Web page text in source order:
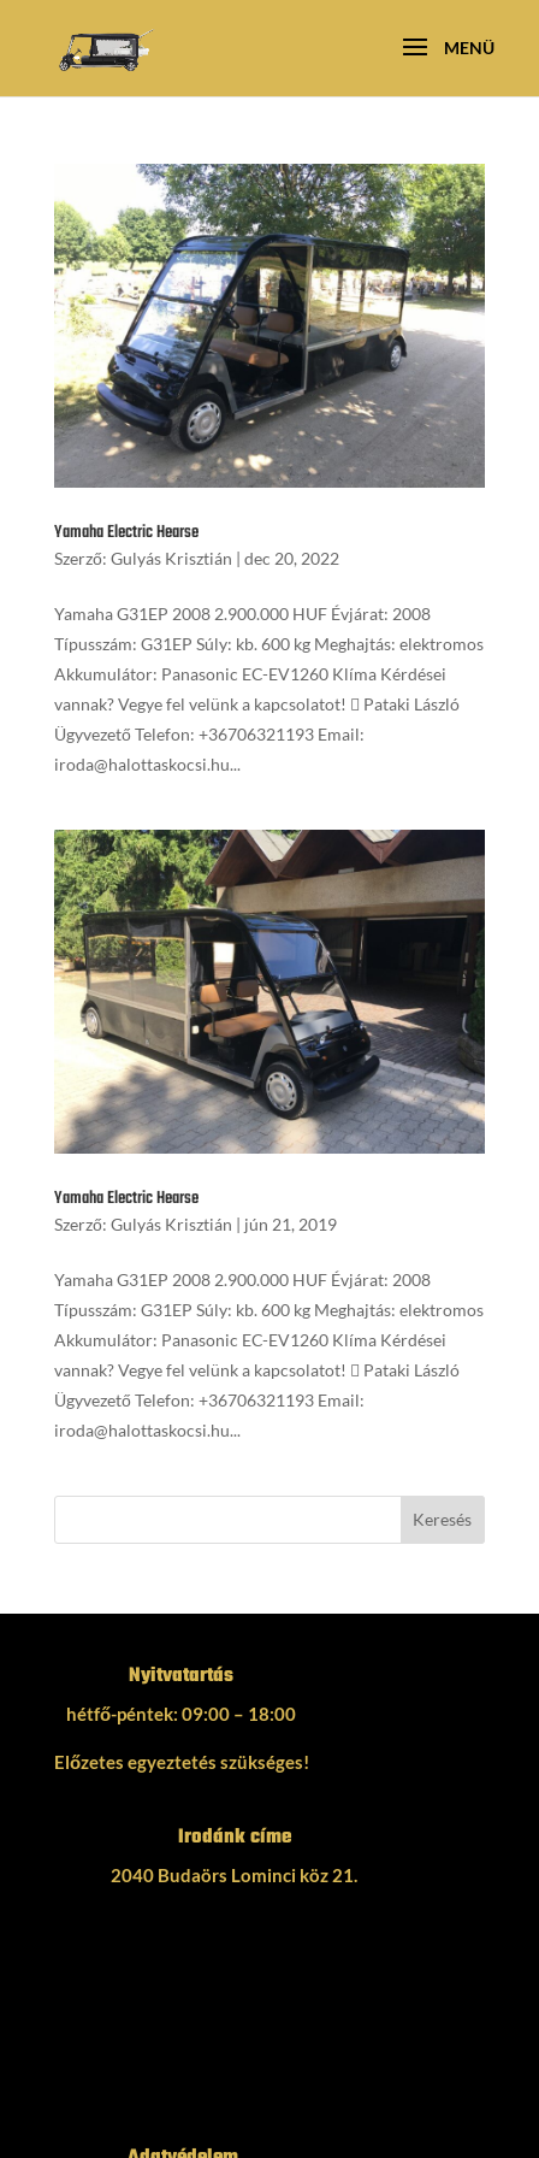
Yamaha Electric Hearse
Szerző: Gulyás Krisztián | dec 20, 2022
Yamaha G31EP 2008 2.900.000 HUF Évjárat: 2008
Típusszám: G31EP Súly: kb. 600 kg Meghajtás: elektromos
Akkumulátor: Panasonic EC-EV1260 Klíma Kérdései
vannak? Vegye fel velünk a kapcsolatot!  Pataki László
Ügyvezető Telefon: +36706321193 Email:
iroda@halottaskocsi.hu...
Yamaha Electric Hearse
Szerző: Gulyás Krisztián | jún 21, 2019
Yamaha G31EP 2008 2.900.000 HUF Évjárat: 2008
Típusszám: G31EP Súly: kb. 600 kg Meghajtás: elektromos
Akkumulátor: Panasonic EC-EV1260 Klíma Kérdései
vannak? Vegye fel velünk a kapcsolatot!  Pataki László
Ügyvezető Telefon: +36706321193 Email:
iroda@halottaskocsi.hu...
Nyitvatartás
hétfő-péntek: 09:00 – 18:00
Előzetes egyeztetés szükséges!
Irodánk címe
2040 Budaörs Lominci köz 21.